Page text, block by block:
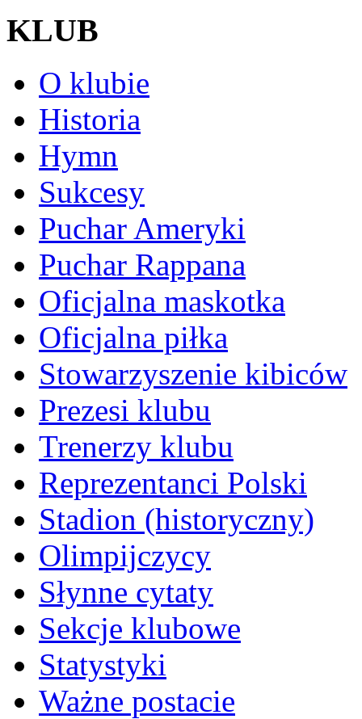
KLUB
O klubie
Historia
Hymn
Sukcesy
Puchar Ameryki
Puchar Rappana
Oficjalna maskotka
Oficjalna piłka
Stowarzyszenie kibiców
Prezesi klubu
Trenerzy klubu
Reprezentanci Polski
Stadion (historyczny)
Olimpijczycy
Słynne cytaty
Sekcje klubowe
Statystyki
Ważne postacie